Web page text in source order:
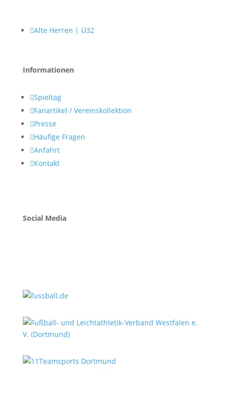
Alte Herren | Ü32
Informationen
Spieltag
Fanartikel / Vereinskollektion
Presse
Häufige Fragen
Anfahrt
Kontakt
Social Media